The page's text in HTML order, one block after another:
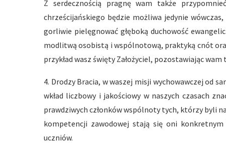
Z serdecznością pragnę wam także
chrześcijańskiego będzie możliwa jedynie
gorliwie pielęgnować głęboką duchowość
modlitwą osobistą i wspólnotową, praktyką cnót
przykład wasz święty Założyciel, pozostawiając
4. Drodzy Bracia, w waszej misji wychowawczej od
wkład liczbowy i jakościowy w naszych czasach
prawdziwych członków wspólnoty tych, którzy byli
kompetencji zawodowej stają się oni konkretnym
uczniów.